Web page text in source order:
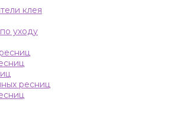
клея
уходу
ресниц